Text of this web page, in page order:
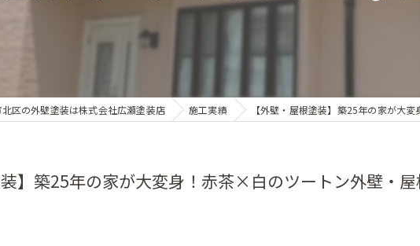
区の外壁塗装は株式会社広瀬塗装店 施工実績 【外壁・屋根塗装】築25年の家が大
装】築25年の家が大変身！赤茶×白のツートン外壁・